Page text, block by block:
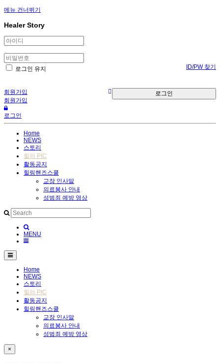
메뉴 건너뛰기
Healer Story
로그인 유지 ID/PW 찾기
회원가입
로그인
회원가입
로그인
Home
NEWS
스토리
힐러 PIC
활동공지
힐링핸즈스쿨
교장 인사말
의료봉사 안내
성범죄 예방 영상
MENU
Home
NEWS
스토리
힐러 PIC
활동공지
힐링핸즈스쿨
교장 인사말
의료봉사 안내
성범죄 예방 영상
×